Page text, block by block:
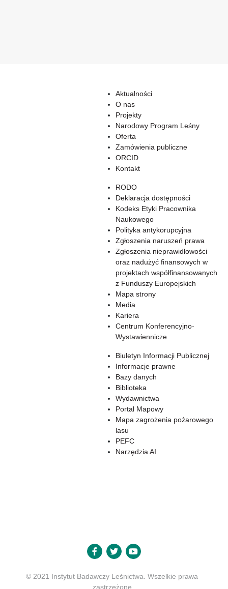
Aktualności
O nas
Projekty
Narodowy Program Leśny
Oferta
Zamówienia publiczne
ORCID
Kontakt
RODO
Deklaracja dostępności
Kodeks Etyki Pracownika
Naukowego
Polityka antykorupcyjna
Zgłoszenia naruszeń prawa
Zgłoszenia nieprawidłowości
oraz nadużyć finansowych w
projektach współfinansowanych
z Funduszy Europejskich
Mapa strony
Media
Kariera
Centrum Konferencyjno-
Wystawiennicze
Biuletyn Informacji Publicznej
Informacje prawne
Bazy danych
Biblioteka
Wydawnictwa
Portal Mapowy
Mapa zagrożenia pożarowego
lasu
PEFC
Narzędzia AI
© 2021 Instytut Badawczy Leśnictwa. Wszelkie prawa
zastrzeżone